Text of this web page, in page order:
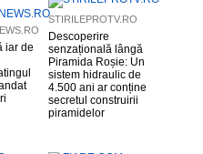
iar de
STIRILEPROTV.RO
Descoperire
senzațională lângă
Piramida Roșie: Un
sistem hidraulic de
4.500 ani ar conține
secretul construirii
piramidelor